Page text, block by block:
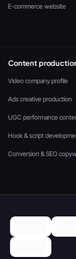
E-commerce website
Content
Video company profile
Ads creative production
UGC performance
Hook & script
Conversion & SEO